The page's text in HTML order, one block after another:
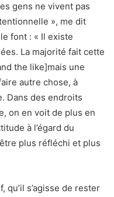
gens ne vivent pas
», me dit
font : « Il existe
La majorité fait cette
the like]mais une
autre chose, à
Dans des endroits
on en voit de plus en
à l’égard du
plus réfléchi et plus
s’agisse de rester